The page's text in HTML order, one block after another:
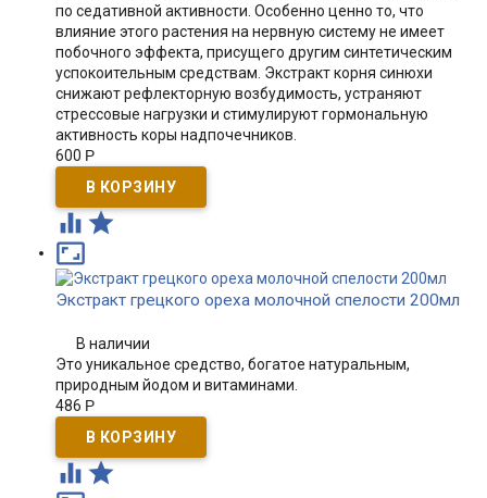
по седативной активности. Особенно ценно то, что
влияние этого растения на нервную систему не имеет
побочного эффекта, присущего другим синтетическим
успокоительным средствам. Экстракт корня синюхи
снижают рефлекторную возбудимость, устраняют
стрессовые нагрузки и стимулируют гормональную
активность коры надпочечников.
600 Р
 

Экстракт грецкого ореха молочной спелости 200мл
В наличии
Это уникальное средство, богатое натуральным,
природным йодом и витаминами.
486 Р
 